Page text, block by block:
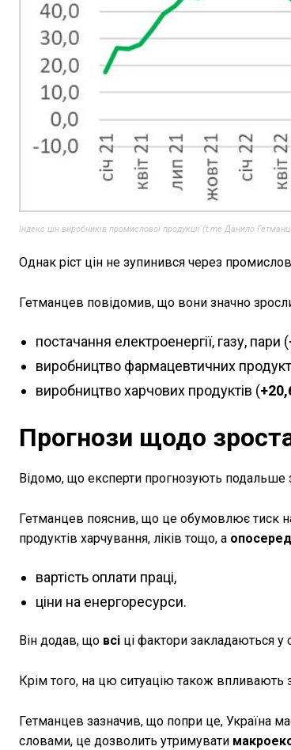
Індекс цін виробників промислової продукції (t.me Данило
Однак ріст цін не зупинився через
Гетманцев повідомив, що вони значно
постачання електроенергії, газу, пари (
виробництво фармацевтичних
виробництво харчових продуктів (
Прогнози щодо
Відомо, що експерти прогнозують подальше
Гетманцев пояснив, що це обумовлює тиск
продуктів харчування, ліків тощо, а
вартість оплати праці,
ціни на енергоресурси.
Він додав, що всі ці фактори закладаються у
Крім того, на цю ситуацію також впливають
Гетманцев зазначив, що попри це, Україна
словами, це дозволить утримувати